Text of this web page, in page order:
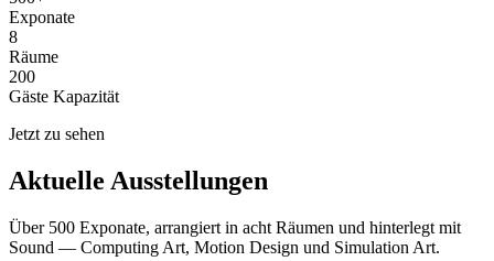
Exponate
8
Räume
200
Gäste Kapazität
Jetzt zu sehen
Aktuelle Ausstellungen
Über 500 Exponate, arrangiert in acht Räumen und hinterlegt mit
Sound — Computing Art, Motion Design und Simulation Art.